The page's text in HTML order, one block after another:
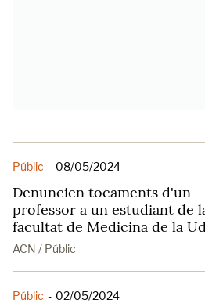
Públic - 08/05/2024
Denuncien tocaments d'un
professor a un estudiant de
facultat de Medicina de la
ACN / Públic
Públic - 02/05/2024